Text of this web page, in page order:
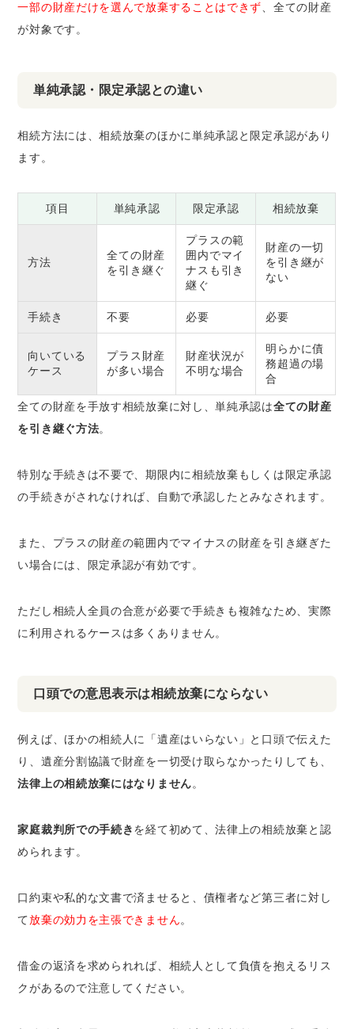
一部の財産だけを選んで放棄することはできず 、全ての財産
が対象です。
単純承認・限定承認との違い
相続方法には、相続放棄のほかに単純承認と限定承認があり
ます。
項目 単純承認 限定承認 相続放棄
方法
全ての財産
を引き継ぐ
プラスの範
囲内でマイ
ナスも引き
継ぐ
財産の一切
を引き継が
ない
手続き 不要 必要 必要
向いている
ケース
プラス財産
が多い場合
財産状況が
不明な場合
明らかに債
務超過の場
合
全ての財産を手放す相続放棄に対し、単純承認は全ての財産
を引き継ぐ方法。
特別な手続きは不要で、期限内に相続放棄もしくは限定承認
の手続きがされなければ、自動で承認したとみなされます。
また、プラスの財産の範囲内でマイナスの財産を引き継ぎた
い場合には、限定承認が有効です。
ただし相続人全員の合意が必要で手続きも複雑なため、実際
に利用されるケースは多くありません。
口頭での意思表示は相続放棄にならない
例えば、ほかの相続人に「遺産はいらない」と口頭で伝えた
り、遺産分割協議で財産を一切受け取らなかったりしても、
法律上の相続放棄にはなりません。
家庭裁判所での手続きを経て初めて、法律上の相続放棄と認
められます。
口約束や私的な文書で済ませると、債権者など第三者に対し
て放棄の効力を主張できません。
借金の返済を求められれば、相続人として負債を抱えるリス
クがあるので注意してください。